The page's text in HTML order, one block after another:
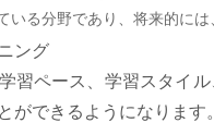
いる分野であり、将来的に
ング
習ペース、学習スタイ
ができるようになります。